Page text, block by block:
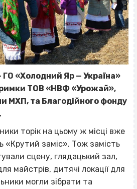
ГО «Холодний Яр — Україна»
ТОВ «НВФ «Урожай»,
МХП, та Благодійного фонду
торік на цьому ж місці вже
«Крутий заміс». Тож замість
сцену, глядацький зал,
майстрів, дитячі локації для
могли зібрати та